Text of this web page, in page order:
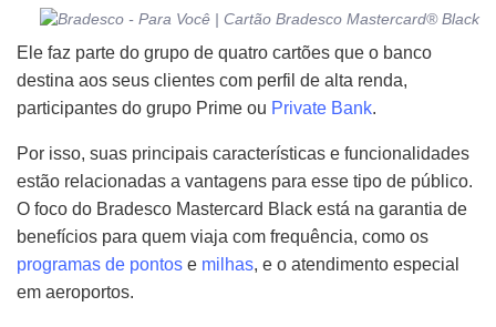
Ele faz parte do grupo de quatro cartões que o banco
destina aos seus clientes com perfil de alta renda,
participantes do grupo Prime ou Private Bank.
Por isso, suas principais características e funcionalidades
estão relacionadas a vantagens para esse tipo de público.
O foco do Bradesco Mastercard Black está na garantia de
benefícios para quem viaja com frequência, como os
programas de pontos e milhas, e o atendimento especial
em aeroportos.